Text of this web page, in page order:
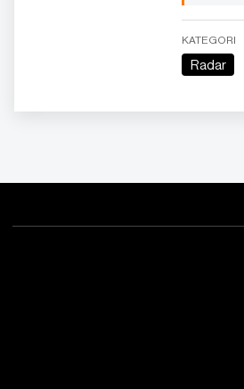
KATEGORI
Radar